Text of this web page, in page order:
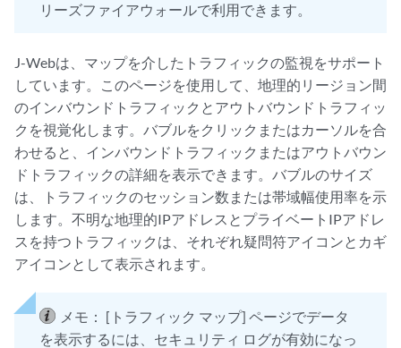
リーズファイアウォールで利用できます。
J-Webは、マップを介したトラフィックの監視をサポート
しています。このページを使用して、地理的リージョン間
のインバウンドトラフィックとアウトバウンドトラフィッ
クを視覚化します。バブルをクリックまたはカーソルを合
わせると、インバウンドトラフィックまたはアウトバウン
ドトラフィックの詳細を表示できます。バブルのサイズ
は、トラフィックのセッション数または帯域幅使用率を示
します。不明な地理的IPアドレスとプライベートIPアドレ
スを持つトラフィックは、それぞれ疑問符アイコンとカギ
アイコンとして表示されます。
メモ： [トラフィック マップ] ページでデータ
を表示するには、セキュリティ ログが有効になっ